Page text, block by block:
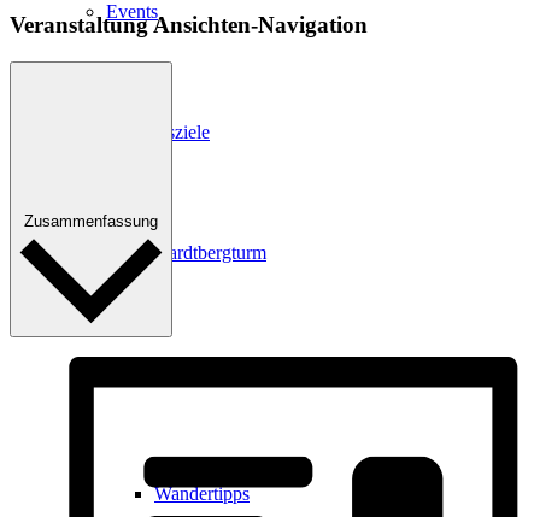
Events
Ausflugsziele
Hardtbergturm
Wandertipps
Veranstaltung Ansichten-Navigation
Zusammenfassung